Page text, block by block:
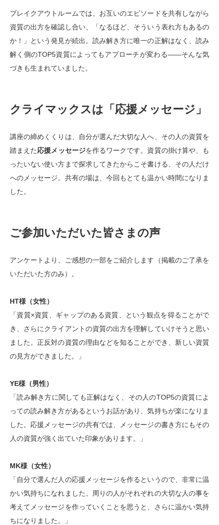
ブレイクアウトルームでは、お互いのエピソードを共有しながら
資質の出方を確認し合い、「なるほど、そういう表れ方もあるの
か！」という発見が続出。読み解き方に唯一の正解はなく、読み
解く側のTOP5資質によってもアプローチが変わる——そんな気
づきも生まれていました。
クライマックスは「応援メッセージ」
講座の締めくくりは、自分が選んだ大切な人へ、その人の資質を
踏まえた応援メッセージを作るワークです。資質の掛け算や、も
ったいない使い方まで探求してきたからこそ書ける、その人だけ
へのメッセージ。共有の場は、今回もとても温かい時間になりま
した。
ご参加いただいた皆さまの声
アンケートより、ご感想の一部をご紹介します（掲載のご了承を
いただいた方のみ）。
HT様（女性）
「資質×資質、ギャップのある資質、という観点を得ることがで
き、さらにクライアントの資質の出方を理解していけそうと思い
ました。正反対の資質の理由などを知ることができ、新しい資質
の見方ができました。」
YE様（男性）
「読み解き方に関しても正解はなく、その人のTOP5の資質によ
っての読み解き方があるというお話があり、気持ちが楽になりま
した。応援メッセージの共有では、メッセージの書き方にもその
人の資質が強く出ていた印象があります。」
MK様（女性）
「自分で選んだ人の応援メッセージを作るというので、非常に温
かい気持ちになれました。周りの人がそれぞれの大切な人の事を
考えてメッセージを作っていくことを思うと、さらに温かい気持
ちになりました。」